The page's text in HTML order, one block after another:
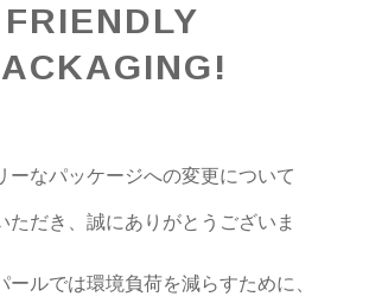
FRIENDLY
ーなパッケージへの変更について
ただき、誠にありがとうございま
ールでは環境負荷を減らすために、